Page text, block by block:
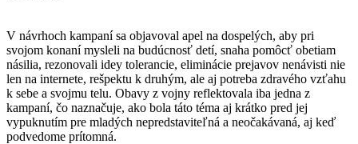
V návrhoch kampaní sa objavoval apel na dospelých, aby pri
svojom konaní mysleli na budúcnosť detí, snaha pomôcť obetiam
násilia, rezonovali idey tolerancie, eliminácie prejavov nenávisti nie
len na internete, rešpektu k druhým, ale aj potreba zdravého vzťahu
k sebe a svojmu telu. Obavy z vojny reflektovala iba jedna z
kampaní, čo naznačuje, ako bola táto téma aj krátko pred jej
vypuknutím pre mladých nepredstaviteľná a neočakávaná, aj keď
podvedome prítomná.